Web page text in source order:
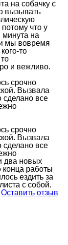
на собачку с
вызывать
что у
минута на
мы вовремя
то
и вежливо.
срочно
Вызвала
сделано все
срочно
Вызвала
сделано все
два новых
конца работы
ездить за
с собой.
Оставить отзыв